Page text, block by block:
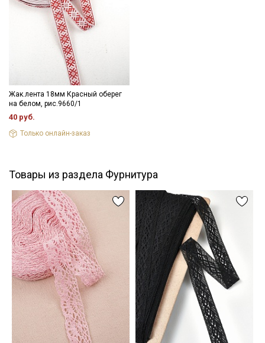
- максимальная температура стирки до 40 С, без отжима,
- противопоказано применение отбеливателей.
Цветопередача (тон) может отличаться от оригинального
цвета ткани в зависимости от настроек вашего монитора и в
зависимости от партии.
Жак.лента 18мм Красный оберег
на белом, рис.9660/1
40 руб.
Только онлайн-заказ
Товары из раздела Фурнитура
информационных рассылок